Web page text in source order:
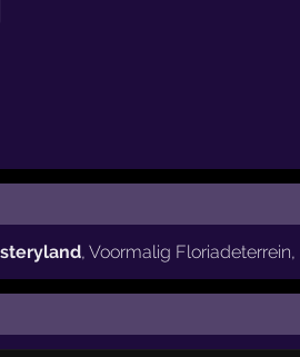
, Voormalig Floriadeterrein,